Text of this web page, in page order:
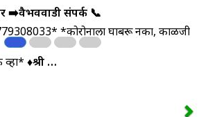
➡️वैभववाडीसंपर्क 📞
*कोरोनाला घाबरू नका, काळजी
♦श्री …